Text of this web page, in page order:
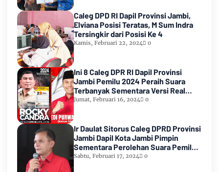
Caleg DPD RI Dapil Provinsi Jambi,
Elviana Posisi Teratas, M Sum Indra
Tersingkir dari Posisi Ke 4
Kamis, Februari 22, 2024 0
Ini 8 Caleg DPR RI Dapil Provinsi
Jambi Pemilu 2024 Peraih Suara
Terbanyak Sementara Versi Real
Count KPU RI
Jumat, Februari 16, 2024 0
Ir Daulat Sitorus Caleg DPRD Provinsi
Jambi Dapil Kota Jambi Pimpin
Sementara Perolehan Suara Pemilu
2024
Sabtu, Februari 17, 2024 0